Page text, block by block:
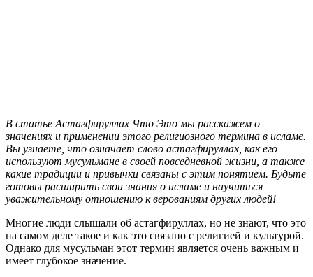
В статье Астагфируллах Что Это мы расскажем о
значениях и применении этого религиозного термина в исламе.
Вы узнаете, что означает слово астагфируллах, как его
используют мусульмане в своей повседневной жизни, а также
какие традиции и привычки связаны с этим понятием. Будьте
готовы расширить свои знания о исламе и научиться
уважительному отношению к верованиям других людей!
Многие люди слышали об астагфируллах, но не знают, что это
на самом деле такое и как это связано с религией и культурой.
Однако для мусульман этот термин является очень важным и
имеет глубокое значение.